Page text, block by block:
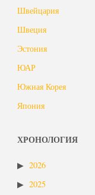
Швейцария
Швеция
Эстония
ЮАР
Южная Корея
Япония
ХРОНОЛОГИЯ
2026
2025